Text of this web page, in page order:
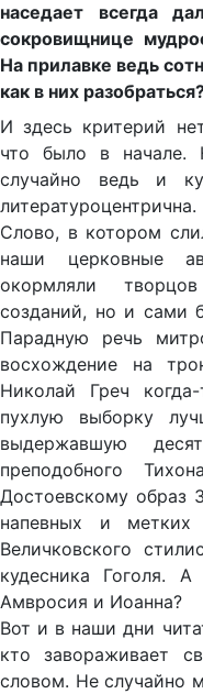
наседает всегда
сокровищнице
На прилавке ведь
как в них
И здесь критерий
что было в начале.
случайно ведь и
Слово, в котором
наши церковные
окормляли
созданий, но и сами
Парадную речь
восхождение на
Николай Греч
пухлую выборку
выдержавшую
преподобного
Достоевскому образ
напевных и метких
Величковского
кудесника Гоголя.
Амвросия и Иоанна?
Вот и в наши дни
кто завораживает
словом. Не случайно